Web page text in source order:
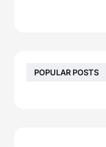
POPULAR POSTS